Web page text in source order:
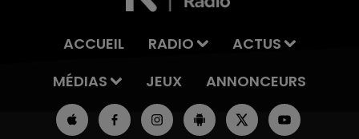
ACCUEIL RADIO
ACTUS
MÉDIAS
JEUX ANNONCEURS